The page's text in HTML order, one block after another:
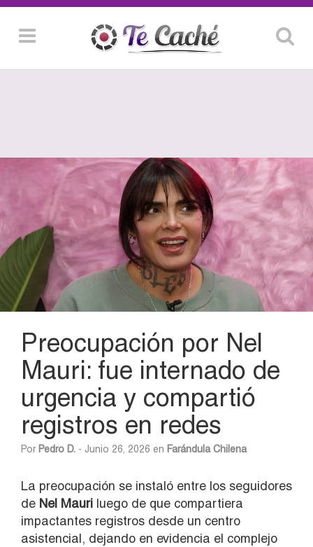
Preocupación por Nel
Mauri: fue internado de
urgencia y compartió
registros en redes
Por Pedro D. - Junio 26, 2026 en Farándula Chilena
La preocupación se instaló entre los seguidores
de Nel Mauri luego de que compartiera
impactantes registros desde un centro
asistencial, dejando en evidencia el complejo